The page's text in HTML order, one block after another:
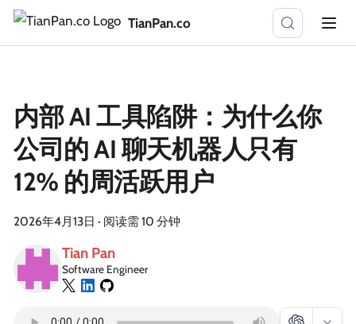
TianPan.co
内部 AI 工具陷阱：为什么你
公司的 AI 聊天机器人只有
12% 的周活跃用户
2026年4月13日 · 阅读需 10 分钟
Tian Pan
Software Engineer